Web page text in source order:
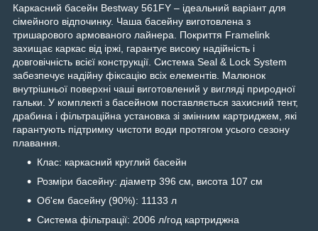
Каркасний басейн Bestway 561FY – ідеальний варіант для
сімейного відпочинку. Чаша басейну виготовлена з
тришарового армованого лайнера. Покриття Framelink
захищає каркас від іржі, гарантує високу надійність і
довговічність всієї конструкції. Система Seal & Lock System
забезпечує надійну фіксацію всіх елементів. Малюнок
внутрішньої поверхні чаші виготовлений у вигляді природної
гальки. У комплекті з басейном поставляється захисний тент,
драбина і фільтраційна установка зі змінним картриджем, які
гарантують підтримку чистоти води протягом усього сезону
плавання.
Клас: каркасний круглий басейн
Розміри басейну: діаметр 396 см, висота 107 см
Об'єм басейну (90%): 11133 л
Система фільтрації: 2006 л/год картриджна